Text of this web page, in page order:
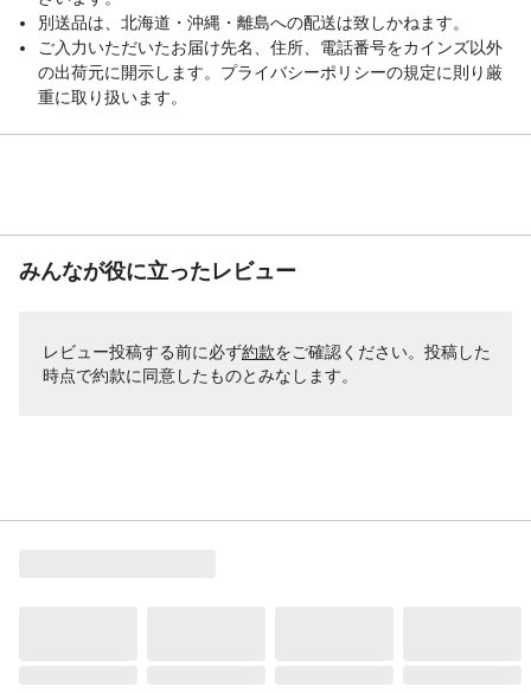
十分ふき取ってください。有機溶剤を含ん
だシンナー、ベンジンなどは使用しないで
ください。
生産国
梱包サイズー高さ
49
（cm）
リクライニング機能
3段階リクライニング
別送品は、北海道・沖縄・離島への配送は致しかねます。
ご入力いただいたお届け先名、住所、電話番号をカインズ以外
の出荷元に開示します。プライバシーポリシーの規定に則り厳
重に取り扱います。
みんなが役に立ったレビュー
レビュー投稿する前に必ず約款をご確認ください。投稿した
時点で約款に同意したものとみなします。